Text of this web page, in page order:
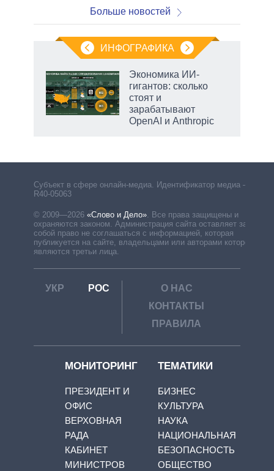
Больше новостей
ИНФОГРАФИКА
Экономика ИИ-
гигантов: сколько
стоят и
зарабатывают
OpenAI и Anthropic
Субъект в сфере онлайн-медиа. Идентификатор медиа –
R40-05063
© 2009—2026 «Слово и Дело». Все права защищены и
охраняются законом. Администрация сайта оставляет за
собой право не соглашаться с информацией, которая
публикуется на сайте, владельцами или авторами которой
являются третьи лица.
УКР РОС
О НАС
КОНТАКТЫ
ПРАВИЛА
МОНИТОРИНГ
ПРЕЗИДЕНТ И
ОФИС
ВЕРХОВНАЯ
РАДА
КАБИНЕТ
МИНИСТРОВ
ТЕМАТИКИ
БИЗНЕС
КУЛЬТУРА
НАУКА
НАЦИОНАЛЬНАЯ
БЕЗОПАСНОСТЬ
ОБЩЕСТВО